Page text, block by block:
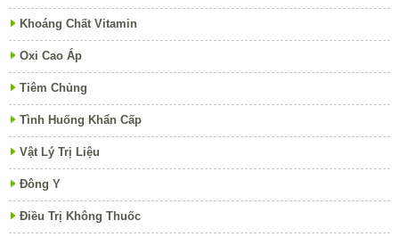
Khoáng Chất Vitamin
Oxi Cao Áp
Tiêm Chủng
Tình Huống Khẩn Cấp
Vật Lý Trị Liệu
Đông Y
Điều Trị Không Thuốc